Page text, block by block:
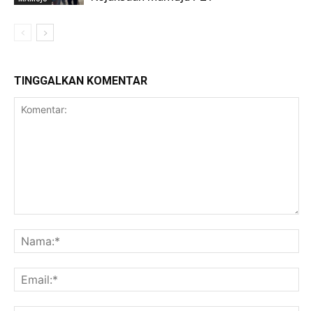
TINGGALKAN KOMENTAR